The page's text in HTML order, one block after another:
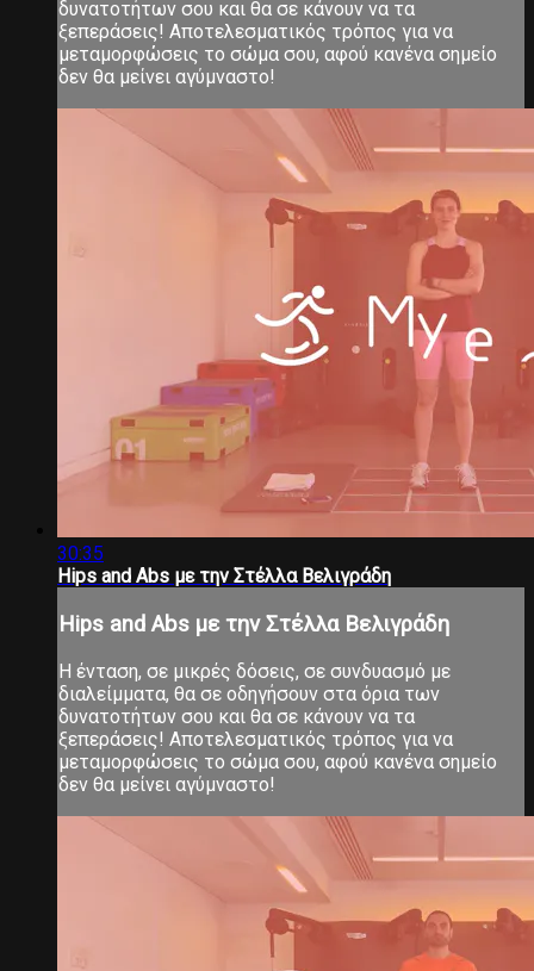
δυνατοτήτων σου και θα σε κάνουν να τα
ξεπεράσεις! Αποτελεσματικός τρόπος για να
μεταμορφώσεις το σώμα σου, αφού κανένα σημείο
δεν θα μείνει αγύμναστο!
30:35
Hips and Abs με την Στέλλα Βελιγράδη
Hips and Abs με την Στέλλα Βελιγράδη
Η ένταση, σε μικρές δόσεις, σε συνδυασμό με
διαλείμματα, θα σε οδηγήσουν στα όρια των
δυνατοτήτων σου και θα σε κάνουν να τα
ξεπεράσεις! Αποτελεσματικός τρόπος για να
μεταμορφώσεις το σώμα σου, αφού κανένα σημείο
δεν θα μείνει αγύμναστο!